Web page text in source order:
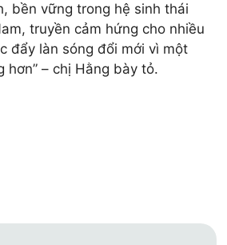
bền vững trong hệ sinh thái
truyền cảm hứng cho nhiều
đẩy làn sóng đổi mới vì một
hơn” – chị Hằng bày tỏ.